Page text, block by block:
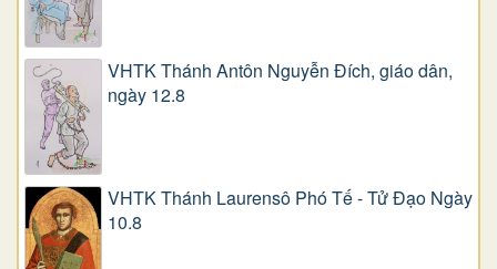
VHTK Thánh Antôn Nguyễn Ðích, giáo dân,
ngày 12.8
VHTK Thánh Laurensô Phó Tế - Tử Đạo Ngày
10.8